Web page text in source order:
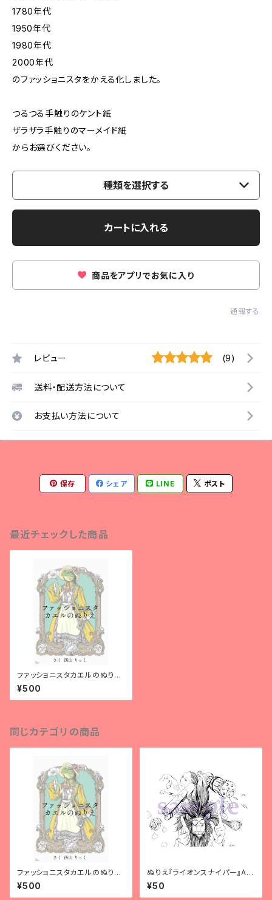
1780年代
1950年代
1980年代
2000年代
のファッショニスタをかえる化しました。
つるつる手触りのケント紙
ザラザラ手触りのマーメイド紙
からお選びください。
種類を選択する
カートに入れる
商品をアプリでお気に入り
通報する
レビュー (9)
送料・配送方法について
お支払い方法について
保存 シェア LINE ポスト
最近チェックした商品
ファッショニスタカエルのぬりえ
(紙版)
¥500
同じカテゴリの商品
ファッショニスタカエルのぬりえ
(ダウンロード版)
¥500
ぬりえ『ライオンスナイパー』A4
サイズ
¥50